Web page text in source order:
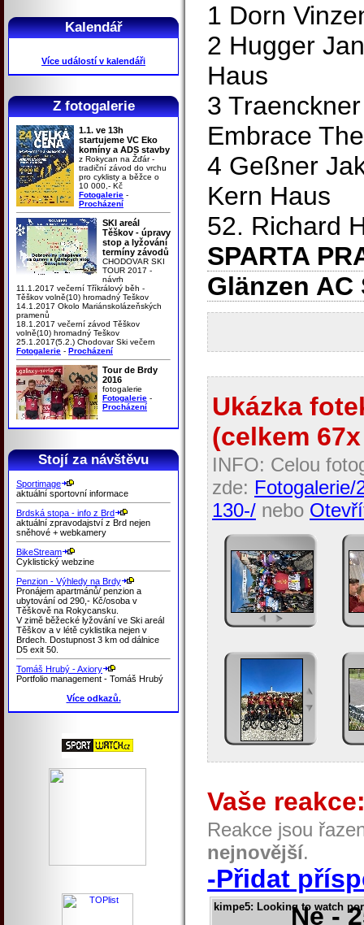
Kalendář
Více událostí v kalendáři
Z fotogalerie
1.1. ve 13h
startujeme VC Eko
komíny a ADS stavby
z Rokycan na Žďár -
tradiční závod do vrchu
pro cyklisty a běžce o
10 000,- Kč
Fotogalerie -
Procházení
SKI areál
Těškov - úpravy
stop a lyžování
termíny závodů
CHODOVAR SKI
TOUR 2017 -
návrh
11.1.2017 večerní Tříkrálový běh -
Těškov volně(10) hromadný Teškov
14.1.2017 Okolo Mariánskolázeňských
pramenů
18.1.2017 večerní závod Těškov
volně(10) hromadný Teškov
25.1.2017(5.2.) Chodovar Ski večern
Fotogalerie - Procházení
Tour de Brdy
2016
fotogalerie
Fotogalerie -
Procházení
Stojí za návštěvu
Sportimage
aktuální sportovní informace
Brdská stopa - info z Brd
aktuální zpravodajství z Brd nejen
sněhové + webkamery
BikeStream
Cyklistický webzine
Penzion - Výhledy na Brdy
Pronájem apartmánů/ penzion a
ubytování od 290,- Kč/osoba v
Těškově na Rokycansku.
V zimě běžecké lyžování ve Ski areál
Těškov a v létě cyklistika nejen v
Brdech. Dostupnost 3 km od dálnice
D5 exit 50.
Tomáš Hrubý - Axiory
Portfolio management - Tomáš Hrubý
Více odkazů.
1 Dorn
2 Hugger
Haus
3
Embrace
4 Geßner
Kern Haus
52. Richard
SPARTA
Glänzen AC
Ukázka
(celkem
INFO: Celou
zde: Fotogalerie/
130-/ nebo
Vaše
Reakce jsou
nejnovější.
-Přidat
kimpe5: Looking to watch
Ne -